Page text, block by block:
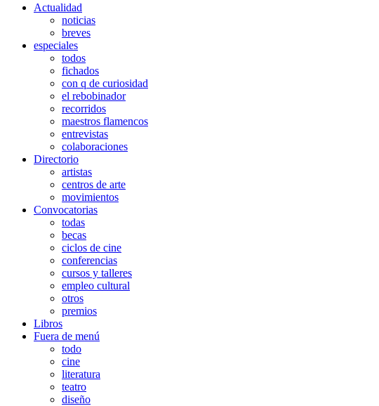
Actualidad
noticias
breves
especiales
todos
fichados
con q de curiosidad
el rebobinador
recorridos
maestros flamencos
entrevistas
colaboraciones
Directorio
artistas
centros de arte
movimientos
Convocatorias
todas
becas
ciclos de cine
conferencias
cursos y talleres
empleo cultural
otros
premios
Libros
Fuera de menú
todo
cine
literatura
teatro
diseño